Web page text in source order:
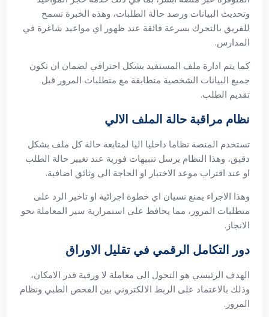
وتحديث البيانات ورصد حالة الطلبات، وهذه الخبرة تسمح
للفريق بالتحرك بسرعة فائقة عند ظهور اي مواعيد شاغرة في
المدارس.
كما يتم ادارة ملف المستفيد بشكل احترافي لضمان ان تكون
جميع البيانات الشخصية متطابقة مع متطلبات المرور قبل
تقديم الطلب.
نظام مراقبة حالة الملف الالي
تستخدم المنصة نظاما داخليا اليا لمتابعة حالة كل ملف بشكل
دقيق، وهذا النظام يرسل تنبيهات فورية عند تغيير حالة الطلب
او عند اقتراب موعد الاختبار او الحاجة الى وثائق اضافية.
وهذا الاجراء يمنع نسيان اي خطوة اجرائية او تاخير الرد على
متطلبات المرور، مما يحافظ على استمرارية سير المعاملة نحو
الانجاز.
دور التكامل الرقمي في تقليل الاوراق
الهدف الرئيسي هو التحول الى معاملة لا ورقية قدر الامكان،
وذلك بالاعتماد على الربط الالكتروني بين الفحص الطبي ونظام
المرور.